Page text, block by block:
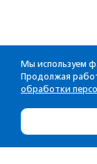
Мы используем
Продолжая
обработки